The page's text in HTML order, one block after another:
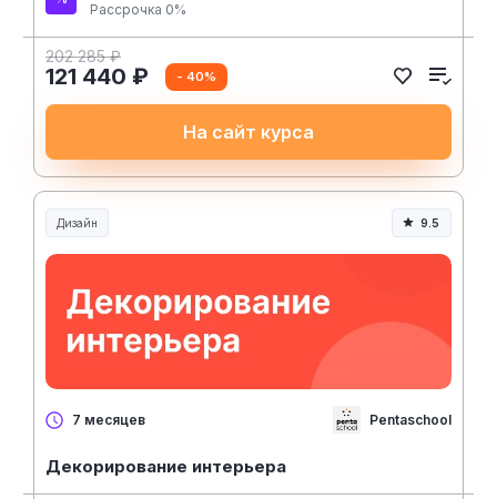
Рассрочка 0%
202 285 ₽
121 440 ₽ - 40%
На сайт курса
Дизайн 9.5
7 месяцев Pentaschool
Декорирование интерьера